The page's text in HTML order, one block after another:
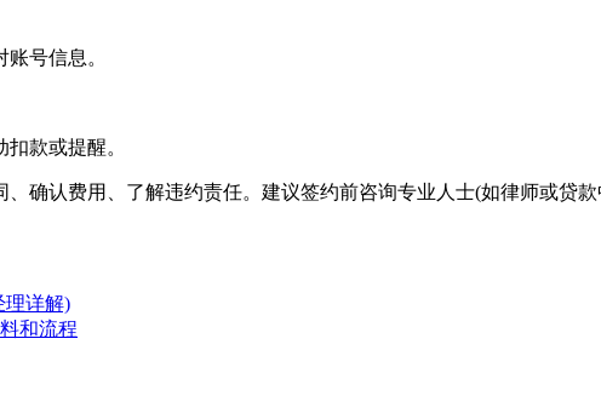
号信息。
款或提醒。
、确认费用、了解违约责任。建议签约前咨询专业人士(如律师或贷
理详解)
和流程